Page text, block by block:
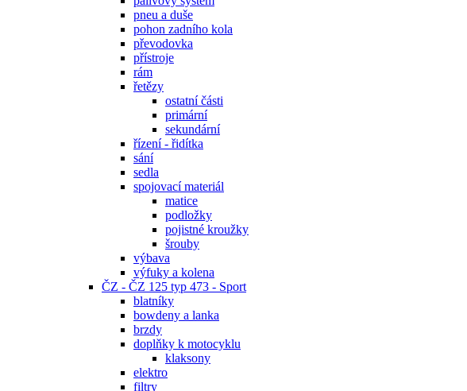
pneu a duše
pohon zadního kola
převodovka
přístroje
rám
řetězy
ostatní části
primární
sekundární
řízení - řidítka
sání
sedla
spojovací materiál
matice
podložky
pojistné kroužky
šrouby
výbava
výfuky a kolena
ČZ - ČZ 125 typ 473 - Sport
blatníky
bowdeny a lanka
brzdy
doplňky k motocyklu
klaksony
elektro
filtry